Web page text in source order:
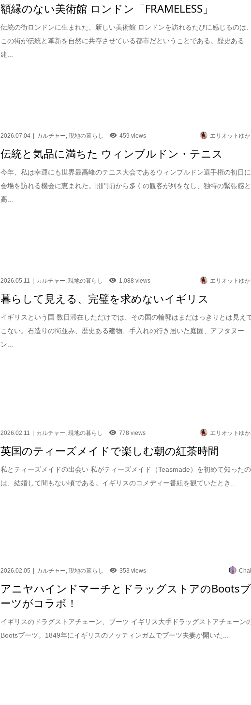
額縁のない美術館 ロンドン「FRAMELESS」
伝統の街ロンドンに生まれた、新しい美術館 ロンドンを訪れるたびに感じるのは、
この街が伝統と革新を自然に共存させている都市だということである。歴史ある
建...
2026.07.04 カルチャー,現地の暮らし 459 views エリオットゆか
伝統と気品に満ちた ウィンブルドン・テニス
今年、私は幸運にも世界最高峰のテニス大会であるウィンブルドン選手権の初日に
会場を訪れる機会に恵まれた。開門前から多くの観客が列をなし、独特の緊張感と
高...
2026.05.11 カルチャー,現地の暮らし 1,088 views エリオットゆか
暮らして見える、完璧を求めないイギリス
イギリスという国 数日滞在しただけでは、その国の輪郭はまだはっきりとは見え
こない。石造りの街並み、歴史ある建物、手入れの行き届いた庭園、アフタヌー
ン...
2026.02.11 カルチャー ,現地の暮らし 778 views エリオットゆか
英国のティーズメイドで楽しむ朝の紅茶時間
私とティーズメイドの出会い 私がティーズメイド（Teasmade）を初めて知ったの
は、結婚して間もない頃である。イギリスのコメディー番組を観ていたとき...
2026.02.05 カルチャー,現地の暮らし 353 views
アニヤハインドマーチとドラッグストアのBootsブ
ーツがコラボ！
イギリスのドラグストアチェーン、ブーツ イギリス大手ドラッグストアチェーン
Bootsブーツ。1849年にイギリスのノッティンガムでブーツ夫妻が開いた...